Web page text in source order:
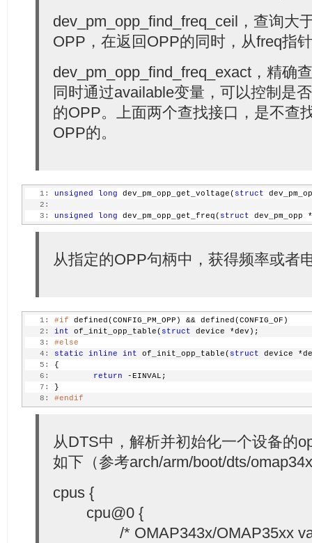
dev_pm_opp_find_freq_ceil，查询大
OPP，在返回OPP的同时，从freq指
dev_pm_opp_find_freq_exact，精确
同时通过available变量，可以控制是
的OPP。上面两个查找接口，是不查
OPP的。
   1:
unsigned long dev_pm_opp_get_voltage( struct
   2:
   3:
unsigned long dev_pm_opp_get_freq( struct dev_pm_opp
从指定的OPP句柄中，获得频率或者
   1:
#if defined(CONFIG_PM_OPP) && defined(CONFIG_OF)
   2:
int of_init_opp_table( struct device *dev);
   3:
#else
   4:
static inline int of_init_opp_table( struct device
   5:
{
   6:
return -EINVAL;
   7:
}
   8:
#endif
从DTS中，解析并初始化一个设备的
如下（参考arch/arm/boot/dts/
cpus {
cpu@0 {
/* OMAP343x/OMAP35xx